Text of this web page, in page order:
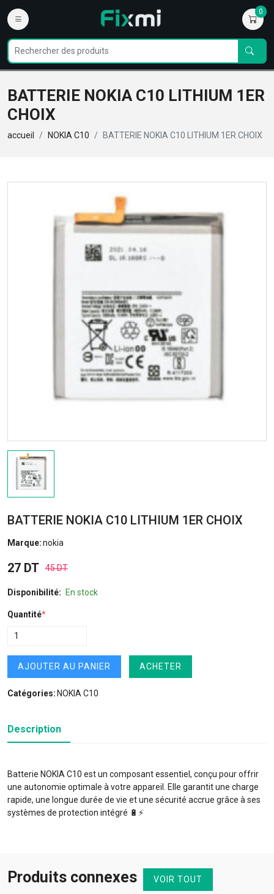
0
BATTERIE NOKIA C10 LITHIUM 1ER
CHOIX
accueil NOKIA C10 BATTERIE NOKIA C10 LITHIUM 1ER CHOIX
BATTERIE NOKIA C10 LITHIUM 1ER CHOIX
Marque:nokia
27 DT 45 DT
Disponibilité: En stock
Quantité*
AJOUTER AU PANIER ACHETER
Catégories: NOKIA C10
Description
Batterie NOKIA C10 est un composant essentiel, conçu pour offrir
une autonomie optimale à votre appareil. Elle garantit une charge
rapide, une longue durée de vie et une sécurité accrue grâce à ses
systèmes de protection intégré 🔋⚡️
Produits connexes VOIR TOUT